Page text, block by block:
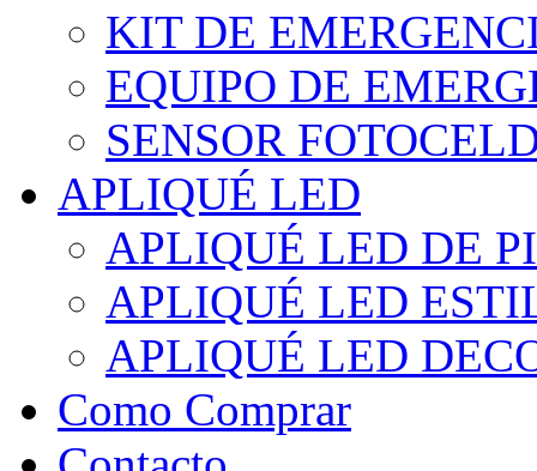
KIT DE
EQUIPO DE
SENSOR
APLIQUÉ LED
APLIQUÉ LED DE
APLIQUÉ LED
APLIQUÉ LED
Como Comprar